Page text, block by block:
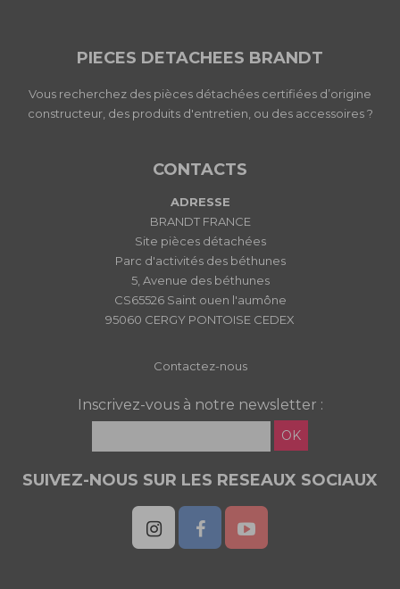
PIECES DETACHEES BRANDT
Vous recherchez des pièces détachées certifiées d’origine
constructeur, des produits d'entretien, ou des accessoires ?
CONTACTS
ADRESSE
BRANDT FRANCE
Site pièces détachées
Parc d'activités des béthunes
5, Avenue des béthunes
CS65526 Saint ouen l'aumône
95060 CERGY PONTOISE CEDEX
Contactez-nous
Inscrivez-vous à notre newsletter :
OK
SUIVEZ-NOUS SUR LES RESEAUX SOCIAUX